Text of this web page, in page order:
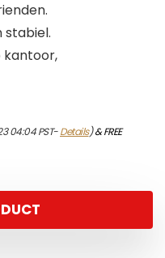
stabiel.
kantoor,
04:04 PST-Details)&FREE